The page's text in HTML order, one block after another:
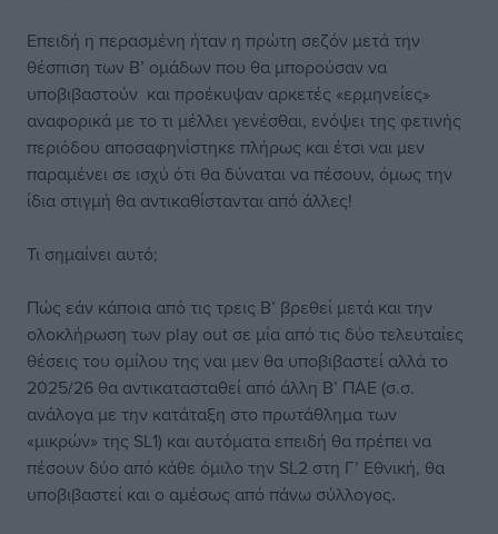
Επειδή η περασμένη ήταν η πρώτη σεζόν μετά την
θέσπιση των Β’ ομάδων που θα μπορούσαν να
υποβιβαστούν και προέκυψαν αρκετές «ερμηνείες»
αναφορικά με το τι μέλλει γενέσθαι, ενόψει της φετινής
περιόδου αποσαφηνίστηκε πλήρως και έτσι ναι μεν
παραμένει σε ισχύ ότι θα δύναται να πέσουν, όμως την
ίδια στιγμή θα αντικαθίστανται από άλλες!
Τι σημαίνει αυτό;
Πώς εάν κάποια από τις τρεις Β’ βρεθεί μετά και την
ολοκλήρωση των play out σε μία από τις δύο τελευταίες
θέσεις του ομίλου της ναι μεν θα υποβιβαστεί αλλά το
2025/26 θα αντικατασταθεί από άλλη Β’ ΠΑΕ (σ.σ.
ανάλογα με την κατάταξη στο πρωτάθλημα των
«μικρών» της SL1) και αυτόματα επειδή θα πρέπει να
πέσουν δύο από κάθε όμιλο την SL2 στη Γ’ Εθνική, θα
υποβιβαστεί και ο αμέσως από πάνω σύλλογος.